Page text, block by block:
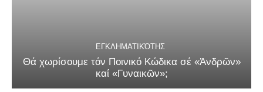
ΕΓΚΛΗΜΑΤΙΚΌΤΗΣ
Θά χωρίσουμε τόν Ποινικό Κώδικα σέ «Ἀνδρῶν»
καί «Γυναικῶν»;